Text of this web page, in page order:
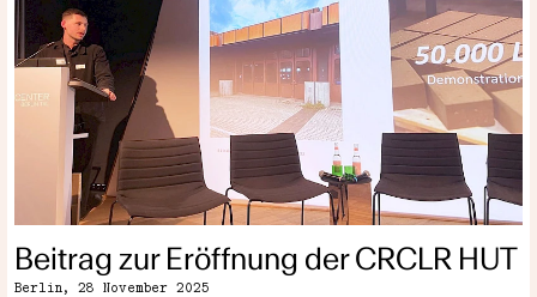
Beitrag zur Eröffnung der CRCLR HUT
Berlin,28 November 2025